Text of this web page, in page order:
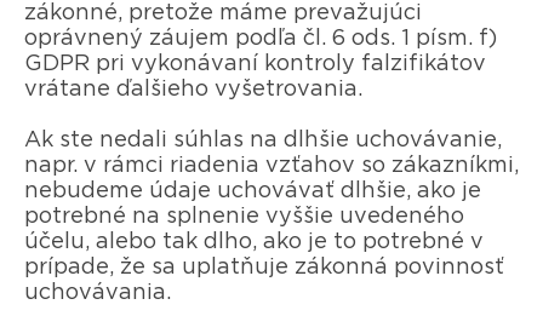
zákonné, pretože máme prevažujúci
oprávnený záujem podľa čl. 6 ods. 1 písm. f)
GDPR pri vykonávaní kontroly falzifikátov
vrátane ďalšieho vyšetrovania.
Ak ste nedali súhlas na dlhšie uchovávanie,
napr. v rámci riadenia vzťahov so zákazníkmi,
nebudeme údaje uchovávať dlhšie, ako je
potrebné na splnenie vyššie uvedeného
účelu, alebo tak dlho, ako je to potrebné v
prípade, že sa uplatňuje zákonná povinnosť
uchovávania.